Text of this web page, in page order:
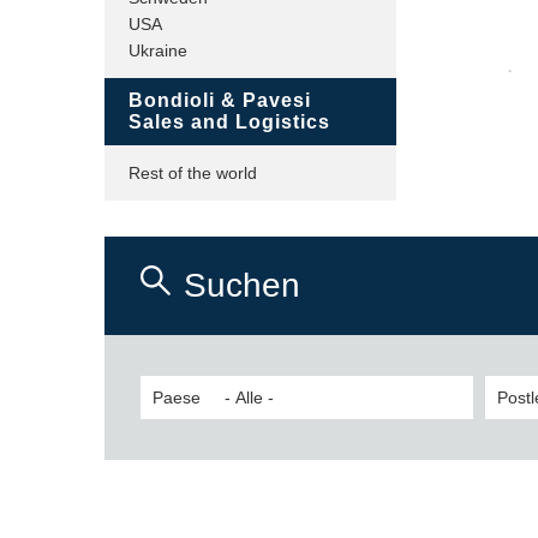
USA
Ukraine
Bondioli & Pavesi
Sales and Logistics
Rest of the world
Suchen
Paese